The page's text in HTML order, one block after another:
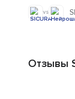
vs
Отзывы